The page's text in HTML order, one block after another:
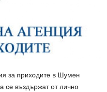
за приходите в Шумен
се въздържат от лично